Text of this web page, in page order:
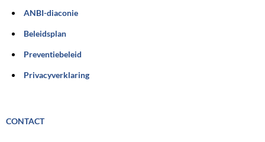
ANBI-diaconie
Beleidsplan
Preventiebeleid
Privacyverklaring
CONTACT